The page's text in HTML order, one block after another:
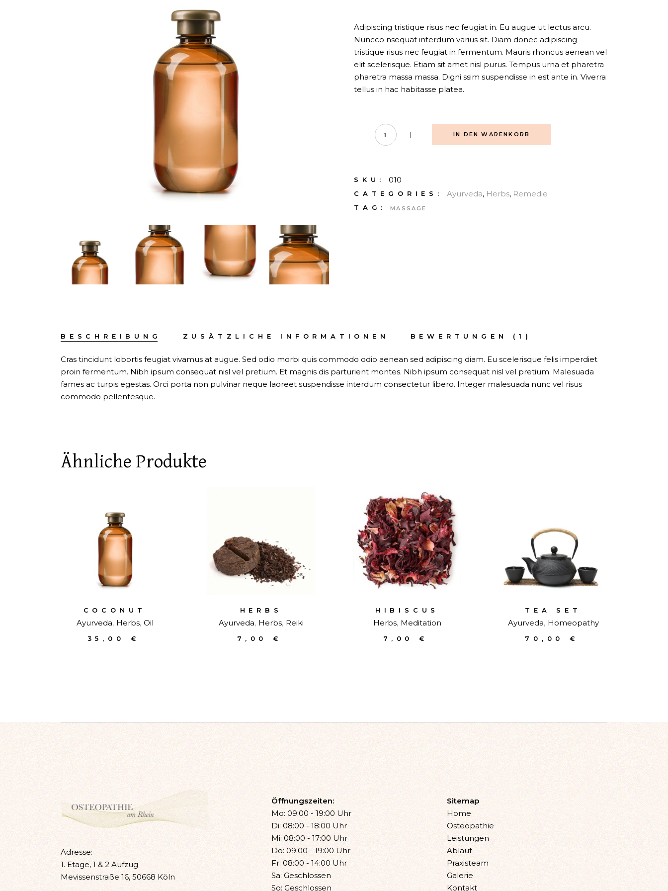
Adipiscing tristique risus nec feugiat in. Eu augue ut lectus arcu.
Nuncco nsequat interdum varius sit. Diam donec adipiscing
tristique risus nec feugiat in fermentum. Mauris rhoncus aenean vel
elit scelerisque. Etiam sit amet nisl purus. Tempus urna et pharetra
pharetra massa massa. Digni ssim suspendisse in est ante in. Viverra
tellus in hac habitasse platea.
Lavander quantity
IN DEN WARENKORB
SKU: 010
CATEGORIES: Ayurveda, Herbs, Remedie
TAG: MASSAGE
BESCHREIBUNG ZUSÄTZLICHE INFORMATIONEN BEWERTUNGEN (1)
Cras tincidunt lobortis feugiat vivamus at augue. Sed odio morbi quis commodo odio aenean sed adipiscing diam. Eu scelerisque felis imperdiet
proin fermentum. Nibh ipsum consequat nisl vel pretium. Et magnis dis parturient montes. Nibh ipsum consequat nisl vel pretium. Malesuada
fames ac turpis egestas. Orci porta non pulvinar neque laoreet suspendisse interdum consectetur libero. Integer malesuada nunc vel risus
commodo pellentesque.
Ähnliche Produkte
COCONUT
Ayurveda Herbs Oil
35,00 €
HERBS
Ayurveda Herbs Reiki
7,00€
HIBISCUS
Herbs Meditation
7,00€
TEA SET
Ayurveda Homeopathy
70,00 €
Adresse:
1. Etage, 1 & 2 Aufzug
Mevissenstraße 16, 50668 Köln
Öffnungszeiten:
Mo: 09:00 - 19:00 Uhr
Di: 08:00 - 18:00 Uhr
Mi: 08:00 - 17:00 Uhr
Do: 09:00 - 19:00 Uhr
Fr: 08:00 - 14:00 Uhr
Sa: Geschlossen
So: Geschlossen
Sitemap
Home
Osteopathie
Leistungen
Ablauf
Praxisteam
Galerie
Kontakt